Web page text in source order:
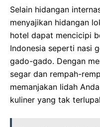
Selain hidangan
menyajikan hidangan
hotel dapat mencicipi
Indonesia seperti nasi
gado-gado. Dengan
segar dan rempah-
memanjakan lidah
kuliner yang tak